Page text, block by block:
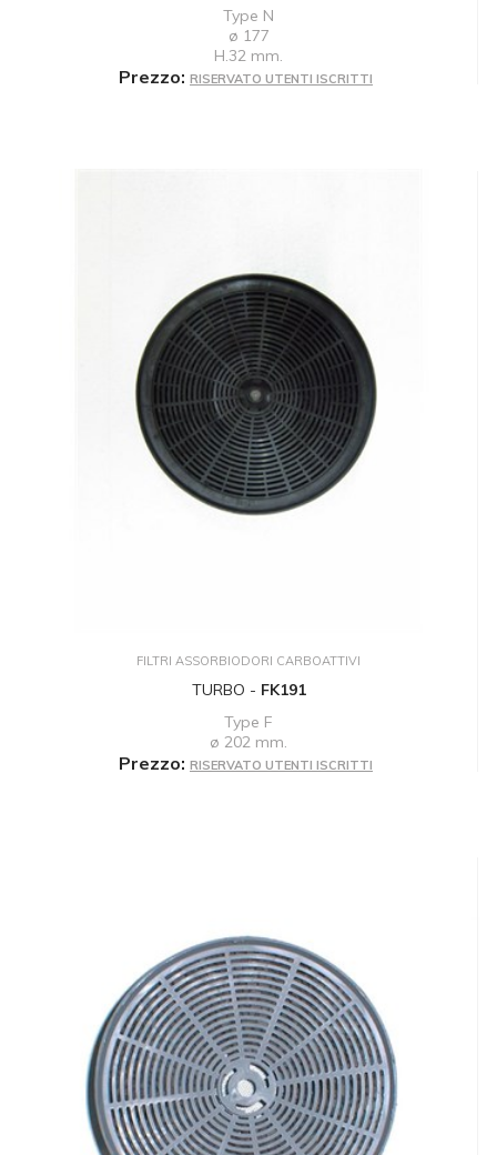
Type N
ø 177
H.32 mm.
Prezzo: RISERVATO UTENTI ISCRITTI
FILTRI ASSORBIODORI CARBOATTIVI
TURBO - FK191
Type F
ø 202 mm.
Prezzo: RISERVATO UTENTI ISCRITTI